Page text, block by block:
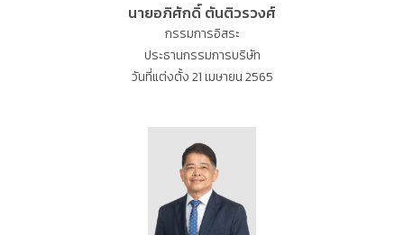
นายอภิศักดิ์ ตันติวรวงศ์
กรรมการอิสระ
ประธานกรรมการบริษัท
วันที่แต่งตั้ง 21 เมษายน 2565